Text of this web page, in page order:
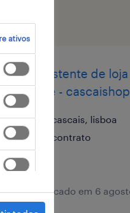
assistente de
time -
cascais, lisboa
contrato
publicado em 6
ativos